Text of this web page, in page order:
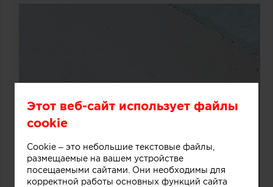
Этот веб-сайт использует файлы
cookie
Cookie – это небольшие текстовые файлы,
размещаемые на вашем устройстве
посещаемыми сайтами. Они необходимы для
корректной работы основных функций сайта